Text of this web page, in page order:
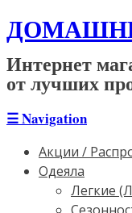
Интернет
от лучших
☰Navigation
Акции /
Одеяла
Легкие